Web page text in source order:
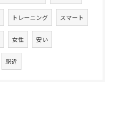
トレーニング スマート
女性 安い
駅近